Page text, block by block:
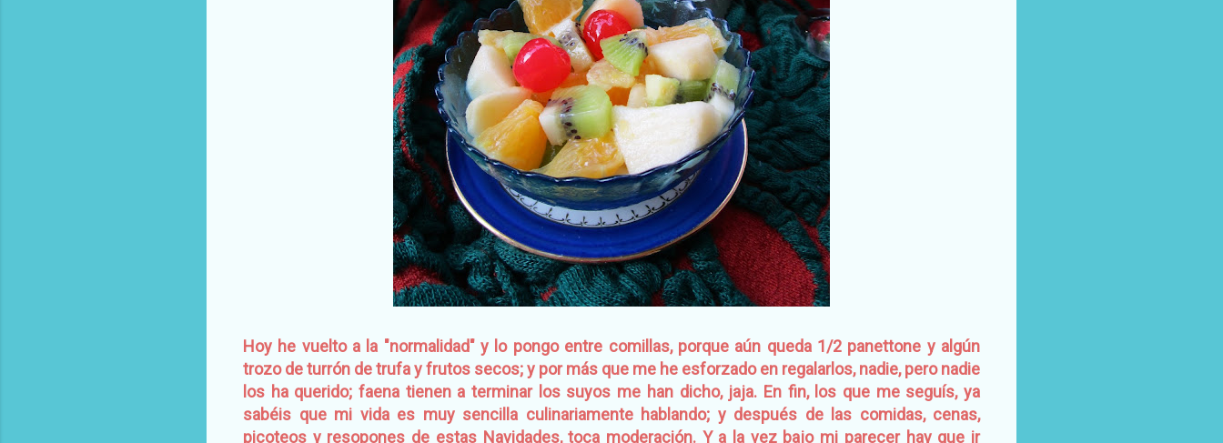
Hoy he vuelto a la "normalidad" y lo pongo entre comillas, porque aún queda 1/2 panettone y algún
trozo de turrón de trufa y frutos secos; y por más que me he esforzado en regalarlos, nadie, pero nadie
los ha querido; faena tienen a terminar los suyos me han dicho, jaja. En fin, los que me seguís, ya
sabéis que mi vida es muy sencilla culinariamente hablando; y después de las comidas, cenas,
picoteos y resopones de estas Navidades, toca moderación. Y a la vez bajo mi parecer hay que ir